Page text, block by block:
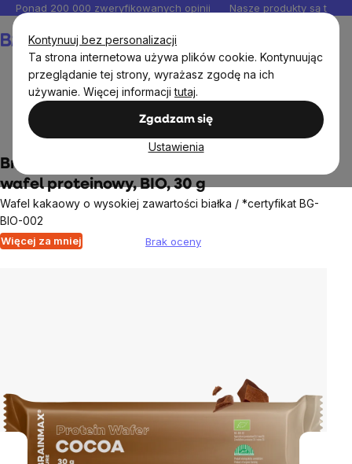
Kontynuuj bez personalizacji
Ta strona internetowa używa plików cookie. Kontynuując
przeglądanie tej strony, wyrażasz zgodę na ich
używanie. Więcej informacjitutaj.
Zgadzam się
Ustawienia
Przejść
do
treści
Ponad 200 000 zweryfikowanych opinii Nasze produkty są
Artykuły spożywcze
Słodkie i słone przekąski
Proteinowe batony i cookies
BrainMax Pure® Protein Cocoa Wafer,
wafel proteinowy, BIO, 30 g
Wafel kakaowy o wysokiej zawartości białka / *certyfikat BG-
BIO-002
Więcej za mniej
Średnia
Brak oceny